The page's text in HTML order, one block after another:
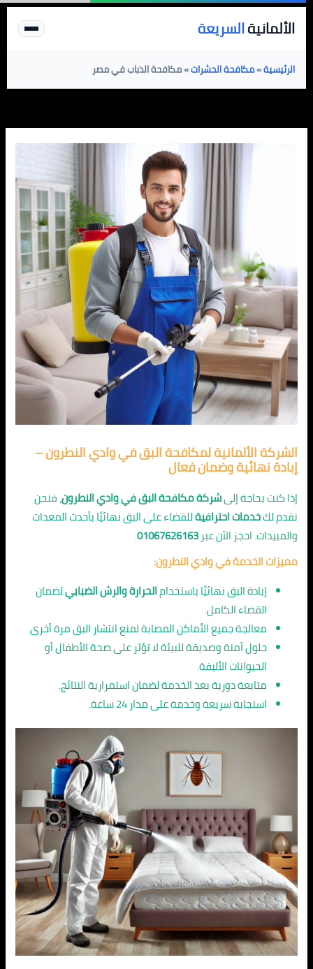
تخطي
الألمانيةالسريعة
الرئيسية»مكافحة الحشرات»مكافحة الذباب في مصر
الشركة الألمانية لمكافحة البق في وادي النطرون –
إبادة نهائية وضمان فعال
إذا كنت بحاجة إلىشركة مكافحة البق في وادي النطرون، فنحن
نقدم لكخدمات احترافيةللقضاء على البق نهائيًا بأحدث المعدات
والمبيدات. احجز الآن عبر01067626163
.
مميزات الخدمة في وادي النطرون:
إبادة البق نهائيًا باستخدامالحرارة والرش الضبابيلضمان
القضاء الكامل.
معالجة جميع الأماكن المصابة لمنع انتشار البق مرة أخرى.
حلول آمنة وصديقة للبيئة لا تؤثر على صحة الأطفال أو
الحيوانات الأليفة.
متابعة دورية بعد الخدمة لضمان استمرارية النتائج.
استجابة سريعة وخدمة على مدار 24 ساعة.